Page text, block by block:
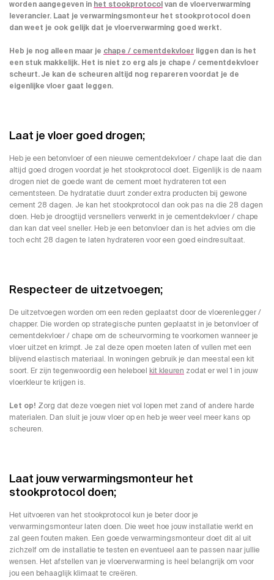
worden aangegeven in het stookprotocolvan de vloerverwarming
leverancier. Laat je verwarmingsmonteur het stookprotocol doen
dan weet je ook gelijk dat je vloerverwarming goed werkt.
Heb je nog alleen maar je chape / cementdekvloer liggen dan is het
een stuk makkelijk. Het is niet zo erg als je chape / cementdekvloer
scheurt. Je kan de scheuren altijd nog repareren voordat je de
eigenlijke vloer gaat leggen.
Laat je vloer goed drogen;
Heb je een betonvloer of een nieuwe cementdekvloer / chape laat die dan
altijd goed drogen voordat je het stookprotocol doet. Eigenlijk is de naam
drogen niet de goede want de cement moet hydrateren tot een
cementsteen. De hydratatie duurt zonder extra producten bij gewone
cement 28 dagen. Je kan het stookprotocol dan ook pas na die 28 dagen
doen. Heb je droogtijd versnellers verwerkt in je cementdekvloer / chape
dan kan dat veel sneller. Heb je een betonvloer dan is het advies om die
toch echt 28 dagen te laten hydrateren voor een goed eindresultaat.
Respecteer de uitzetvoegen;
De uitzetvoegen worden om een reden geplaatst door de vloerenlegger /
chapper. Die worden op strategische punten geplaatst in je betonvloer of
cementdekvloer / chape om de scheurvorming te voorkomen wanneer je
vloer uitzet en krimpt. Je zal deze open moeten laten of vullen met een
blijvend elastisch materiaal. In woningen gebruik je dan meestal een kit
soort. Er zijn tegenwoordig een heleboel kit kleuren zodat er wel 1 in jouw
vloerkleur te krijgen is.
Let op! Zorg dat deze voegen niet vol lopen met zand of andere harde
materialen. Dan sluit je jouw vloer op en heb je weer veel meer kans op
scheuren.
Laat jouw verwarmingsmonteur het
stookprotocol doen;
Het uitvoeren van het stookprotocol kun je beter door je
verwarmingsmonteur laten doen. Die weet hoe jouw installatie werkt en
zal geen fouten maken. Een goede verwarmingsmonteur doet dit al uit
zichzelf om de installatie te testen en eventueel aan te passen naar jullie
wensen. Het afstellen van je vloerverwarming is heel belangrijk om voor
jou een behaaglijk klimaat te creëren.